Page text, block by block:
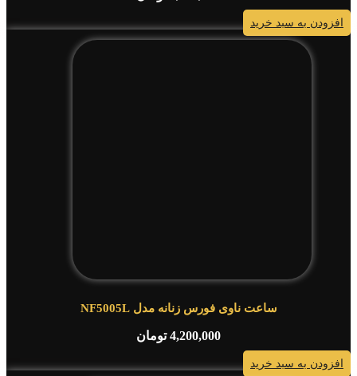
افزودن به سبد خرید
ساعت ناوی فورس زنانه مدل NF5005L
4,200,000 تومان
افزودن به سبد خرید